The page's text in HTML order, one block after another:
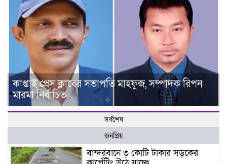
কাপ্তাই প্রেস ক্লাবের সভাপতি মাহফুজ, সম্পাদক রিপন
মারমা নির্বাচিত
সর্বশেষ
জনপ্রিয়
বান্দরবানে ৩ কোটি টাকার সড়কের